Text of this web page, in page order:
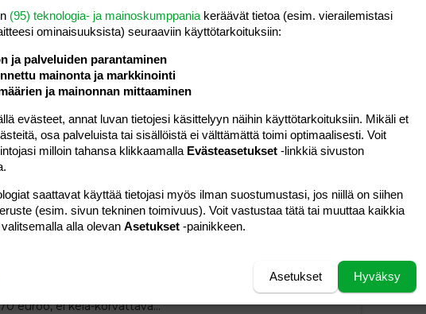
Osio: Aihe vapaa
niit on niin paljo et ois ehkä syytä kerrankin tehdä niistä jotain
mitä muuta vois tehdä.. kellariakaan meillä ei ole. huomaa
Osio:Aihe vapaa
leikkiny pyykinpesuainepullolla, huomasin just että olkkarin
hangata kosteella rätillä mutta näkyvä jälkihän siihen jää!
kun eilen ostin uuden...
Osio:Aihe vapaa
alas
yks päivä harmaana. tänää kävin ravitsemusterapeutilla,
jotain uutta infoa, jotain! mut ei mitää... tunti meni ja
euroo, ei kela-korvattava...
(95) teknologia- ja mainoskumppania keräävät tietoa (esim. vierailemis­tasi
ominaisuuk­sista) seuraaviin käyttötarkoituksiin:
ja palveluiden parantaminen
mainonta ja markkinointi
ja mainonnan mittaaminen
evästeet, annat luvan tietojesi käsittelyyn näihin käyttötarkoituksiin. Mikäli et
osa palveluista tai sisällöistä ei välttämättä toimi optimaalisesti. Voit
milloin tahansa klikkaamalla Evästeasetukset -linkkiä sivuston
saattavat käyttää tietojasi myös ilman suostumustasi, jos niillä on siihen
(esim. sivun tekninen toimivuus). Voit vastustaa tätä tai muuttaa kaikkia
alla olevan Asetukset -painikkeen.
Hyväksy
Asetukset